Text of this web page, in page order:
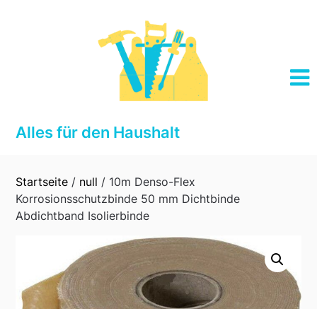
Alles für den Haushalt
Startseite / null / 10m Denso-Flex
Korrosionsschutzbinde 50 mm Dichtbinde
Abdichtband Isolierbinde